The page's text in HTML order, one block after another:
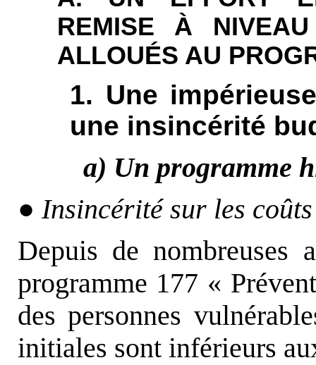
REMISE À
ALLOUÉS AU
1. Une
une insincérité
a) Un programme
● Insincérité sur les
Depuis de nombreuses
programme 177 «
des personnes
initiales sont inférieurs